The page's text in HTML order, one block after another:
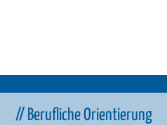
// Berufliche Orientierung